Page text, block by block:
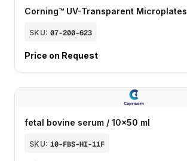
Corning™ UV-Transparent Microplates
SKU: 07-200-623
Price on Request
fetal bovine serum / 10x50 ml
SKU: 10-FBS-HI-11F